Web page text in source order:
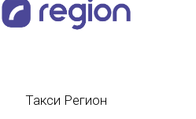
Такси Регион